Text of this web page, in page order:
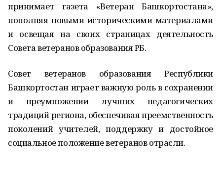
принимает газета «Ветеран Башкортостана»,
пополняя новыми историческими материалами
и освещая на своих страницах деятельность
Совета ветеранов образования РБ.
Совет ветеранов образования Республики
Башкортостан играет важную роль в сохранении
и преумножении лучших педагогических
традиций региона, обеспечивая преемственность
поколений учителей, поддержку и достойное
социальное положение ветеранов отрасли.